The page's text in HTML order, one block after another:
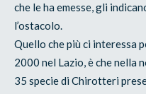
che le ha emesse, gli
l’ostacolo.
Quello che più ci interessa
2000 nel Lazio, è che nella
35 specie di Chirotteri